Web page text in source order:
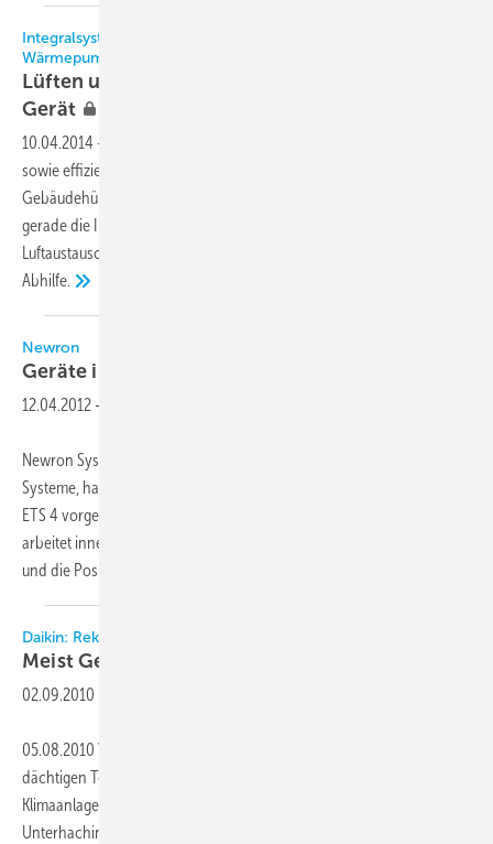
Integralsysteme kombinieren Wohnraumlüftung und
Wärmepumpe
Lüften und Warmwasserbereiten mit einem
Gerät
10.04.2014 -
sowie effiziente Dämmsysteme an Dach und Fassade die
Gebäudehülle weitgehend vor Wärmeverlusten schützen, benötigen
gerade die Innenräume solcher Wohngebäude einen geregelten
Luftaustausch. Zentrale Lüftungsgeräte schaffen hier kontrolliert
Abhilfe.
Newron
Geräte im Gebäude
12.04.2012 -
Newron System, Software-Anbieter für Gebäudemanagement-
Systeme, hat mit MooV’n’Group eine grafische Lösung für sein System
ETS 4 vorgestellt. Die benutzerfreundliche grafische Oberfläche
arbeitet innerhalb von ETS 4 und visualisiert den Gebäudegrundriss
und die Positionen der einzelnen
Daikin: Rekordabsatz von Klimaanlagen im Juli
Meist Geräte mit
02.09.2010
05.08.2010 Vor allem im Privat­wohnbereich steigerten die rekordver­
dächtigen Temperaturen in diesem Som­mer den Absatz von
Klimaanlagen. Die Daikin Airconditioning Germany GmbH,
Unterhaching, konnte im Juli 2010 die Verkaufszahlen von Split-